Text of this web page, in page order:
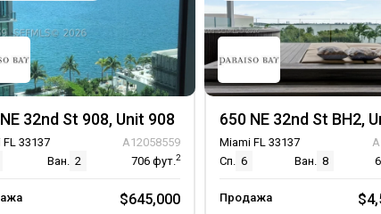
32nd St 908, Unit 908
FL 33137
A12058559
Ван. 2 706 фут.2
$645,000
650 NE 32nd St BH2,
Miami FL 33137
Сп. 6 Ван. 8
Продажа